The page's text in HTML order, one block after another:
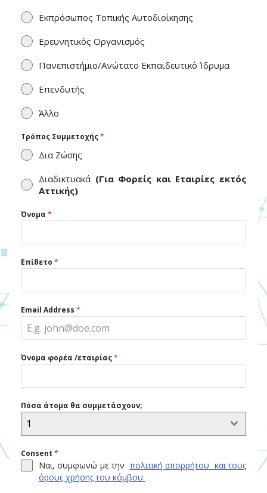
Εκπρόσωπος Τοπικής Αυτοδιοίκησης
Ερευνητικός Οργανισμός
Πανεπιστήμιο/Ανώτατο Εκπαιδευτικό Ίδρυμα
Επενδυτής
Άλλο
Τρόπος Συμμετοχής*
Δια Ζώσης
Διαδικτυακά (Για Φορείς και Εταιρίες εκτός
Αττικής)
Όνομα *
Επίθετο *
Email Address *
Όνομα φορέα /εταιρίας*
Πόσα άτομα θα συμμετάσχουν;
1
Consent *
Ναι, συμφωνώ με την πολιτική απορρήτου και τους
όρους χρήσης του κόμβου.